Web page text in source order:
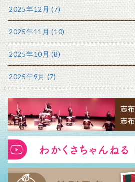
2025年12月 (7)
2025年11月 (10)
2025年10月 (8)
2025年9月 (7)